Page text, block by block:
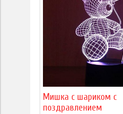
Мишка с шариком с
поздравлением